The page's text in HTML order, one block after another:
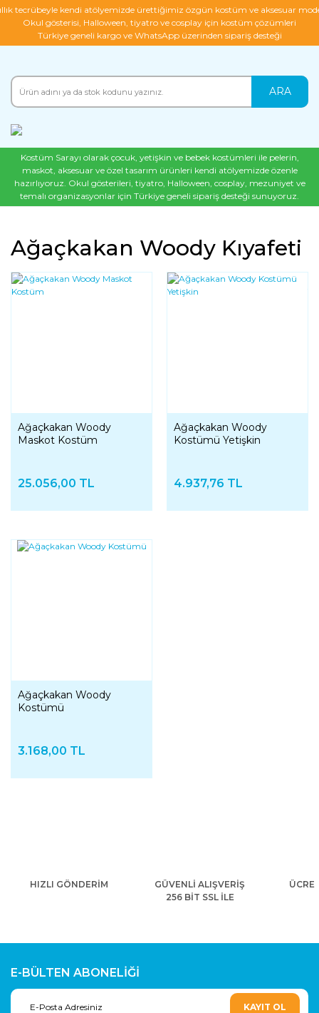
tecrübeyle kendi atölyemizde ürettiğimiz özgün kostüm ve aksesuar
Okul gösterisi, Halloween, tiyatro ve cosplay için kostüm çözümleri
Türkiye geneli kargo ve WhatsApp üzerinden sipariş desteği
ARA
Kostüm Sarayı olarak çocuk, yetişkin ve bebek kostümleri ile pelerin,
maskot, aksesuar ve özel tasarım ürünleri kendi atölyemizde özenle
hazırlıyoruz. Okul gösterileri, tiyatro, Halloween, cosplay, mezuniyet ve
temalı organizasyonlar için Türkiye geneli sipariş desteği sunuyoruz.
Ağaçkakan Woody Kıyafeti
Ağaçkakan Woody
Maskot Kostüm
25.056,00 TL
Ağaçkakan Woody
Kostümü Yetişkin
4.937,76 TL
Ağaçkakan Woody
Kostümü
3.168,00 TL
HIZLI GÖNDERİM
GÜVENLİ ALIŞVERİŞ
256 BİT SSL İLE
E-BÜLTEN ABONELİĞİ
KAYIT OL